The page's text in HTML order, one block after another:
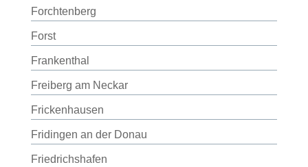
Forchtenberg
Forst
Frankenthal
Freiberg am Neckar
Frickenhausen
Fridingen an der Donau
Friedrichshafen